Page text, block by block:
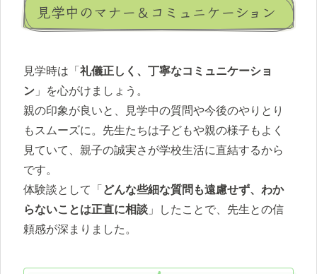
見学中のマナー＆コミュニケーション
見学時は「 礼儀正しく、丁寧なコミュニケーショ
ン 」を心がけましょう。
親の印象が良いと、見学中の質問や今後のやりとり
もスムーズに。先生たちは子どもや親の様子もよく
見ていて、親子の誠実さが学校生活に直結するから
です。
体験談として「 どんな些細な質問も遠慮せず、わか
らないことは正直に相談 」したことで、先生との信
頼感が深まりました。